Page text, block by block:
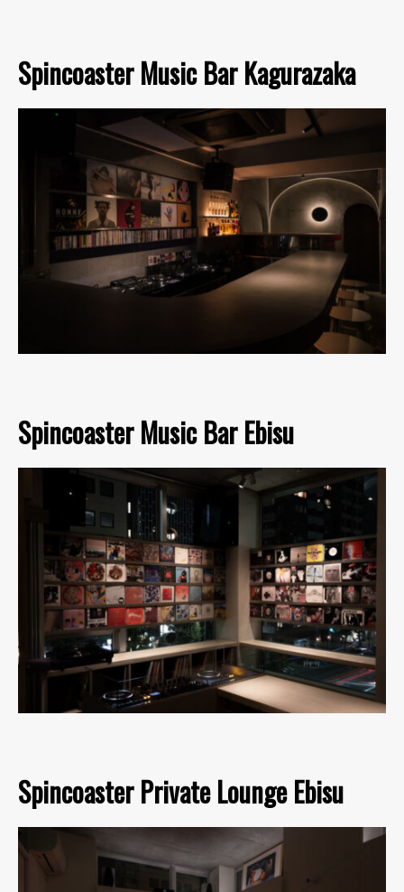
Spincoaster Music Bar Kagurazaka
Spincoaster Music Bar Ebisu
Spincoaster Private Lounge Ebisu